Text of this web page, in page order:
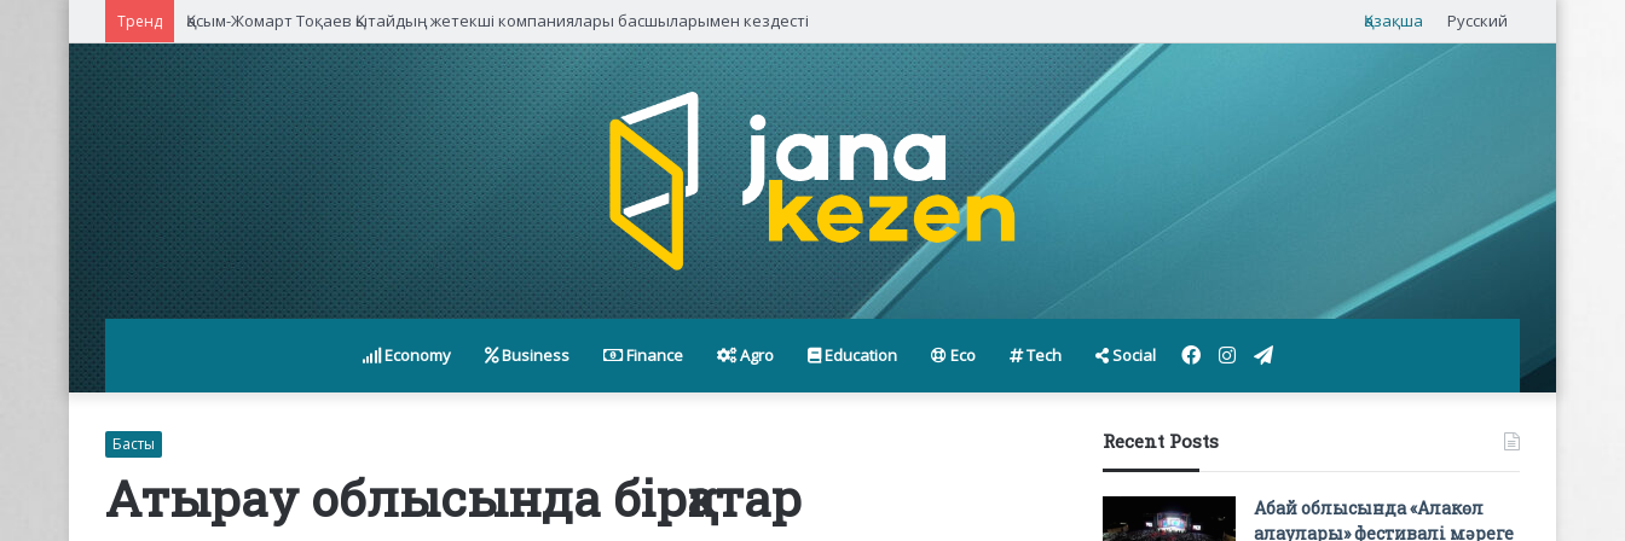
Тренд Қасым-Жомарт Тоқаев Қытайдың жетекші компаниялары басшыларымен кездесті Қазақша Русский
Economy Business Finance Agro Education Eco Tech Social Telegram
Instagram
Facebook
Басты
Атырау облысында бірқатар
Recent Posts
Абай облысында «Алакөл
алаулары» фестивалі мәреге